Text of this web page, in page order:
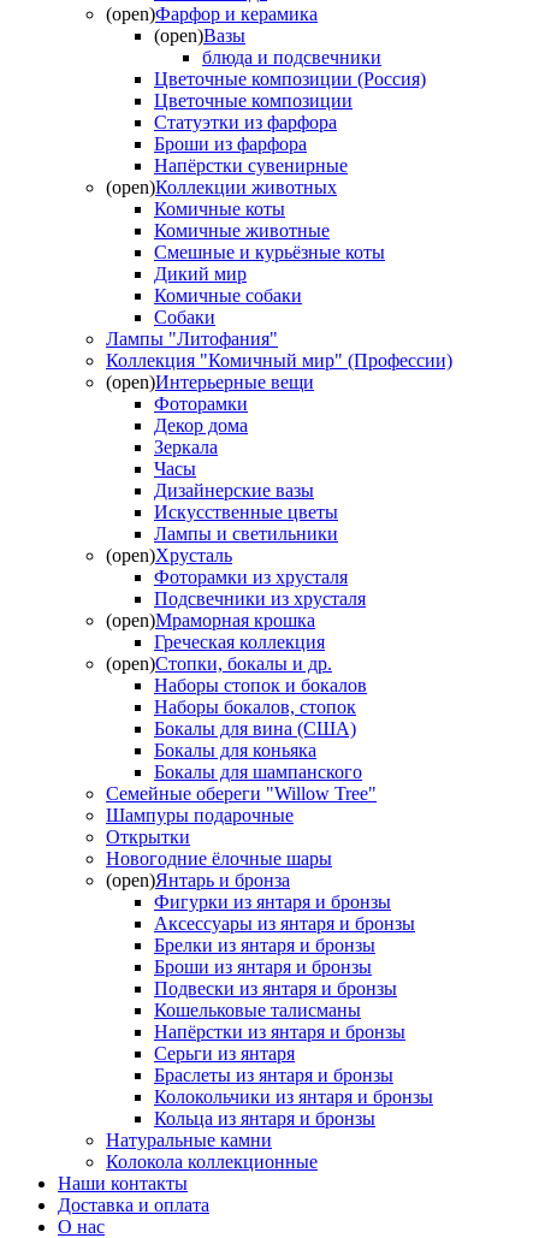
(open)Фарфор и керамика
(open)Вазы
блюда и подсвечники
Цветочные композиции (Россия)
Цветочные композиции
Статуэтки из фарфора
Броши из фарфора
Напёрстки сувенирные
(open)Коллекции животных
Комичные коты
Комичные животные
Смешные и курьёзные коты
Дикий мир
Комичные собаки
Собаки
Лампы "Литофания"
Коллекция "Комичный мир" (Профессии)
(open)Интерьерные вещи
Фоторамки
Декор дома
Зеркала
Часы
Дизайнерские вазы
Искусственные цветы
Лампы и светильники
(open)Хрусталь
Фоторамки из хрусталя
Подсвечники из хрусталя
(open)Мраморная крошка
Греческая коллекция
(open)Стопки, бокалы и др.
Наборы стопок и бокалов
Наборы бокалов, стопок
Бокалы для вина (США)
Бокалы для коньяка
Бокалы для шампанского
Семейные обереги "Willow Tree"
Шампуры подарочные
Открытки
Новогодние ёлочные шары
(open)Янтарь и бронза
Фигурки из янтаря и бронзы
Аксессуары из янтаря и бронзы
Брелки из янтаря и бронзы
Броши из янтаря и бронзы
Подвески из янтаря и бронзы
Кошельковые талисманы
Напёрстки из янтаря и бронзы
Серьги из янтаря
Браслеты из янтаря и бронзы
Колокольчики из янтаря и бронзы
Кольца из янтаря и бронзы
Натуральные камни
Колокола коллекционные
Наши контакты
Доставка и оплата
О нас